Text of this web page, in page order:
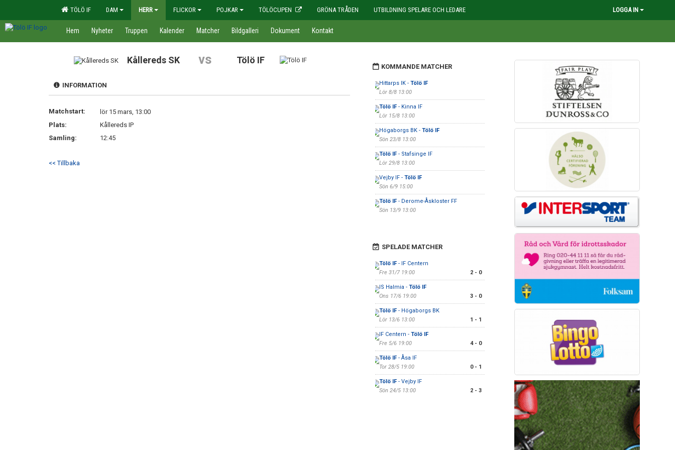
TÖLÖ IF DAM HERR FLICKOR POJKAR TÖLÖCUPEN GRÖNA TRÅDEN UTBILDNING SPELARE OCH LEDARE LOGGA IN
Hem Nyheter Truppen Kalender Matcher Bildgalleri Dokument Kontakt
Kållereds SK vs Tölö IF
INFORMATION
Matchstart:
lör 15 mars, 13:00
Plats:
Kållereds IP
Samling:
12:45
<< Tillbaka
KOMMANDE MATCHER
Hittarps IK - Tölö IF
Lör 8/8 13:00
Tölö IF- Kinna IF
Lör 15/8 13:00
Högaborgs BK - Tölö IF
Sön 23/8 13:00
Tölö IF- Stafsinge IF
Lör 29/8 13:00
Vejby IF - Tölö IF
Sön 6/9 15:00
Tölö IF- Derome-Åskloster FF
Sön 13/9 13:00
SPELADE MATCHER
Tölö IF- IF Centern
Fre 31/7 19:00
2 - 0
IS Halmia - Tölö IF
Ons 17/6 19:00
3 - 0
Tölö IF- Högaborgs BK
Lör 13/6 13:00
1 - 1
IF Centern - Tölö IF
Fre 5/6 19:00
4 - 0
Tölö IF- Åsa IF
Tor 28/5 19:00
0 - 1
Tölö IF- Vejby IF
Sön 24/5 13:00
2 - 3